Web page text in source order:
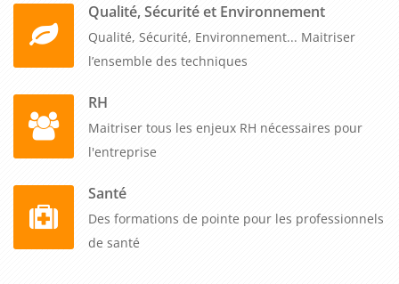
Qualité, Sécurité et Environnement
Qualité, Sécurité, Environnement... Maitriser
l’ensemble des techniques
RH
Maitriser tous les enjeux RH nécessaires pour
l'entreprise
Santé
Des formations de pointe pour les professionnels
de santé